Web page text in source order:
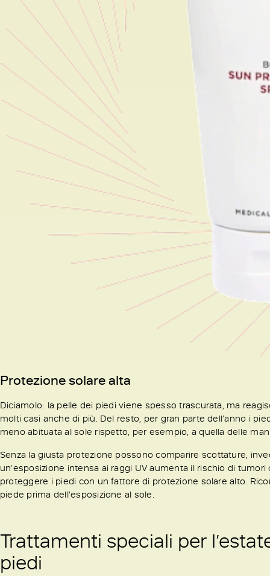
Protezione solare alta
Diciamolo: la pelle dei piedi viene spesso trascurata, ma
molti casi anche di più. Del resto, per gran parte dell’anno i
meno abituata al sole rispetto, per esempio, a quella delle
Senza la giusta protezione possono comparire scottature,
un’esposizione intensa ai raggi UV aumenta il rischio di
proteggere i piedi con un fattore di protezione solare alto.
piede prima dell’esposizione al sole.
Trattamenti speciali per
piedi